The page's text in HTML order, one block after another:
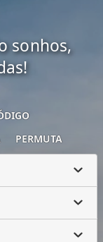
sonhos,
PERMUTA